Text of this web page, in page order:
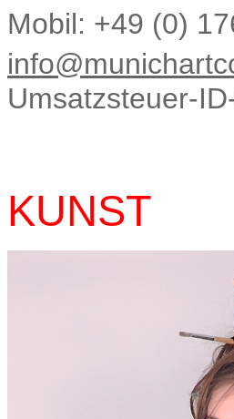
Mobil: +49 (0)
Umsatzsteuer-
KUNST